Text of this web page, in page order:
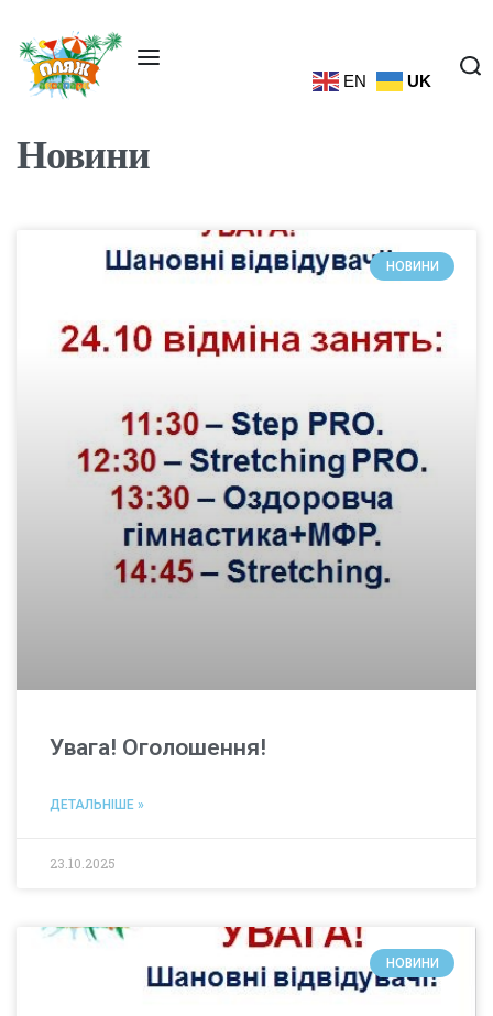
EN UK
Новини
НОВИНИ
Увага! Оголошення!
ДЕТАЛЬНІШЕ »
23.10.2025
НОВИНИ